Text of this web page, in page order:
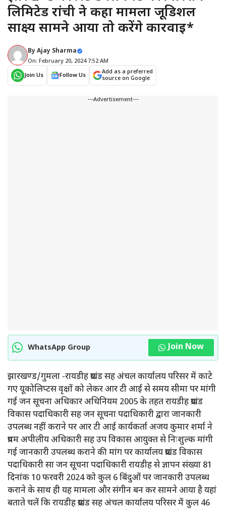
लिमिटेड रांची ने कहा मामला जूडिशल
साक्ष्य सामने आया तो करेंगे कार्रवाई*
ByAjay Sharma
On: February 20, 2024 7:52 AM
Join Us
Follow Us
Add as a preferred
source on Google
---Advertisement---
WhatsApp Group Join Now
झारखण्ड/गुमला -रायडीह प्रखंड सह अंचल कार्यालय परिसर में काटे
गए यूकोलिप्टस वृक्षों को लेकर आर टी आई से समय सीमा पर मांगी
गई जन सूचना अधिकार अधिनियम 2005 के तहत रायडीह प्रखंड
विकास पदाधिकारी सह जन सूचना पदाधिकारी द्वारा जानकारी
उपलब्ध नहीं कराने पर आर टी आई कार्यकर्ता अजय कुमार शर्मा ने
प्रथम अपीलीय अधिकारी सह उप विकास आयुक्त से निःशुल्क मांगी
गई जानकारी उपलब्ध कराने की मांग पर कार्यालय प्रखंड विकास
पदाधिकारी सा जन सूचना पदाधिकारी रायडीह से ज्ञापन संख्या 81
दिनांक 10 फरवरी 2024 को कुल‌ 6 बिंदुओं पर जानकारी उपलब्ध
कराने के साथ ही यह मामला और संगीन बन कर सामने आया है यहां
बताते चलें कि रायडीह प्रखंड सह अंचल कार्यालय परिसर में कुल 46